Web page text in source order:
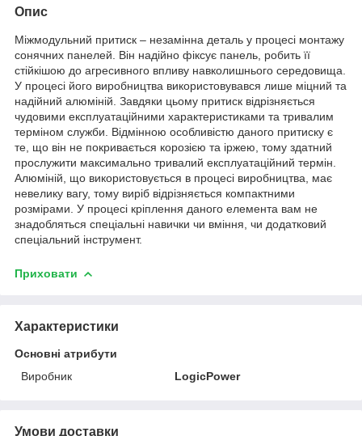
Опис
Міжмодульний притиск – незамінна деталь у процесі монтажу
сонячних панелей. Він надійно фіксує панель, робить її
стійкішою до агресивного впливу навколишнього середовища.
У процесі його виробництва використовувався лише міцний та
надійний алюміній. Завдяки цьому притиск відрізняється
чудовими експлуатаційними характеристиками та тривалим
терміном служби. Відмінною особливістю даного притиску є
те, що він не покривається корозією та іржею, тому здатний
прослужити максимально тривалий експлуатаційний термін.
Алюміній, що використовується в процесі виробництва, має
невелику вагу, тому виріб відрізняється компактними
розмірами. У процесі кріплення даного елемента вам не
знадобляться спеціальні навички чи вміння, чи додатковий
спеціальний інструмент.
Приховати
Характеристики
Основні атрибути
Виробник
LogicPower
Умови доставки